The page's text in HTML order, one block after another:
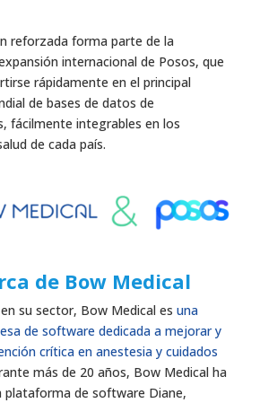
reforzada forma parte de la
internacional de Posos, que
rápidamente en el principal
de bases de datos de
fácilmente integrables en los
de cada país.
de Bow Medical
su sector, Bow Medical es una
de software dedicada a mejorar y
crítica en anestesia y cuidados
más de 20 años, Bow Medical ha
plataforma de software Diane,